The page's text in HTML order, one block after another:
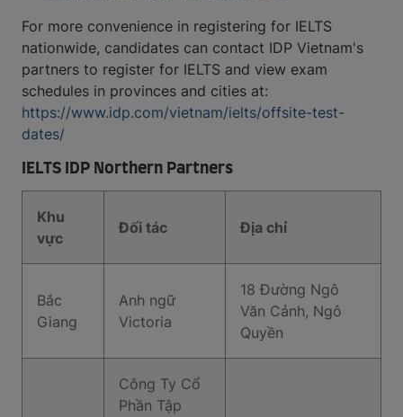
For more convenience in registering for IELTS
nationwide, candidates can contact IDP Vietnam's
partners to register for IELTS and view exam
schedules in provinces and cities at:
https://www.idp.com/vietnam/ielts/offsite-test-
dates/
IELTS IDP Northern Partners
Khu
vực
Đối tác Địa chỉ
Bắc
Giang
Anh ngữ
Victoria
18 Đường Ngô
Văn Cảnh, Ngô
Quyền
Công Ty Cổ
Phần Tập